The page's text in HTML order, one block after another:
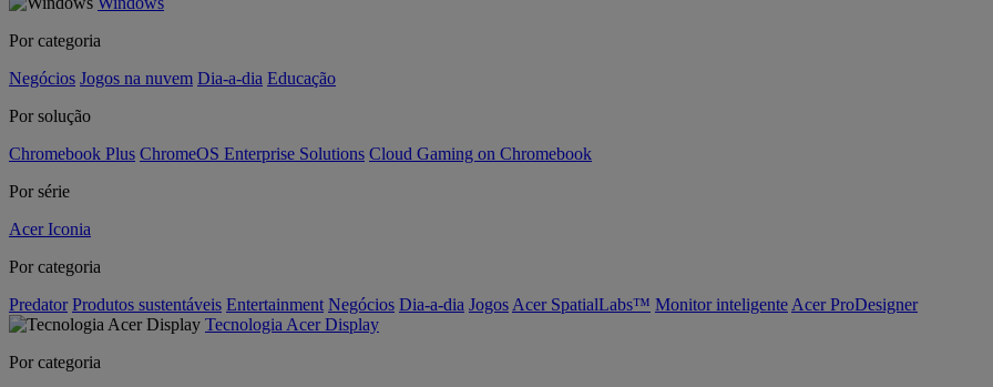
Por categoria
Negócios Jogos na nuvem Dia-a-dia Educação
Por solução
Chromebook Plus ChromeOS Enterprise Solutions Cloud Gaming on Chromebook
Por série
Acer Iconia
Por categoria
Predator Produtos sustentáveis Entertainment Negócios Dia-a-dia Jogos Acer SpatialLabs™ Monitor inteligente Acer ProDesigner
Tecnologia Acer Display
Por categoria